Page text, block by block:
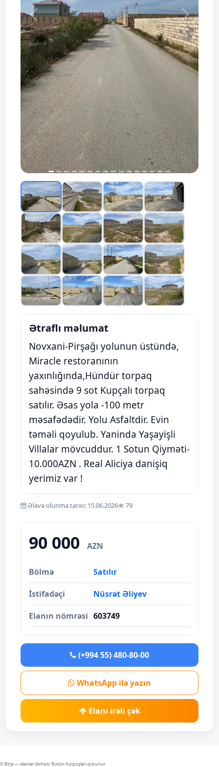
Prev Next
Ətraflı məlumat
Novxani-Pirşağı yolunun üstündə,
Miracle restoranının
yaxınlığında,Hündür torpaq
sahəsində 9 sot Kupçalı torpaq
satılır. Əsas yola -100 metr
məsafədədir. Yolu Asfaltdir. Evin
təməli qoyulub. Yaninda Yaşayişli
Villalar mövcuddur. 1 Sotun Qiyməti-
10.000AZN . Real Aliciya danişiq
yerimiz var !
Əlavə olunma tarixi: 15.06.2026 79
90 000 AZN
Bölmə Satılır
İstifadəçi Nüsrət Əliyev
Elanın nömrəsi 603749
(+994 55) 480-80-00
WhatsApp ilə yazın
Elanı irəli çək
© Birja — elanlar lövhəsi. Bütün hüquqları qorunur